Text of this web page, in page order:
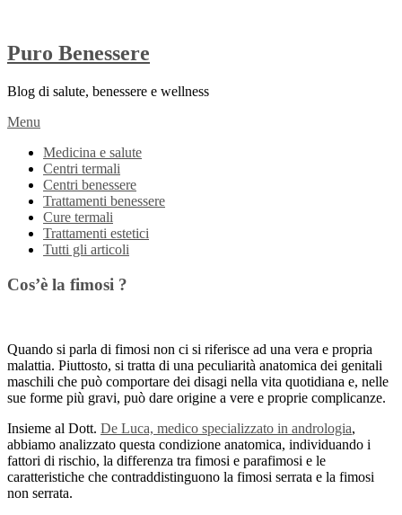
Puro Benessere
Blog di salute, benessere e wellness
Menu
Medicina e salute
Centri termali
Centri benessere
Trattamenti benessere
Cure termali
Trattamenti estetici
Tutti gli articoli
Cos’è la fimosi ?
Quando si parla di fimosi non ci si riferisce ad una vera e propria
malattia. Piuttosto, si tratta di una peculiarità anatomica dei genitali
maschili che può comportare dei disagi nella vita quotidiana e, nelle
sue forme più gravi, può dare origine a vere e proprie complicanze.
Insieme al Dott. De Luca, medico specializzato in andrologia,
abbiamo analizzato questa condizione anatomica, individuando i
fattori di rischio, la differenza tra fimosi e parafimosi e le
caratteristiche che contraddistinguono la fimosi serrata e la fimosi
non serrata.